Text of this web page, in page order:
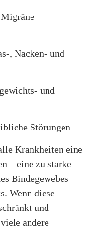
, Nacken- und
und
Störungen
Krankheiten eine
– eine zu starke
Bindegewebes
Wenn diese
und
andere